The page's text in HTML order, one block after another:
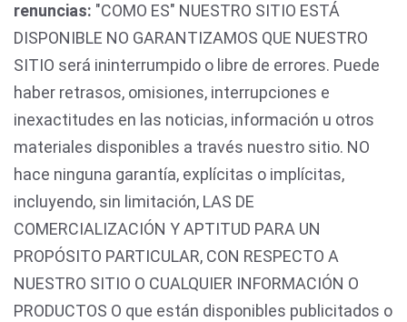
renuncias: "COMO ES" NUESTRO SITIO ESTÁ
DISPONIBLE NO GARANTIZAMOS QUE NUESTRO
SITIO será ininterrumpido o libre de errores. Puede
haber retrasos, omisiones, interrupciones e
inexactitudes en las noticias, información u otros
materiales disponibles a través nuestro sitio. NO
hace ninguna garantía, explícitas o implícitas,
incluyendo, sin limitación, LAS DE
COMERCIALIZACIÓN Y APTITUD PARA UN
PROPÓSITO PARTICULAR, CON RESPECTO A
NUESTRO SITIO O CUALQUIER INFORMACIÓN O
PRODUCTOS O que están disponibles publicitados o